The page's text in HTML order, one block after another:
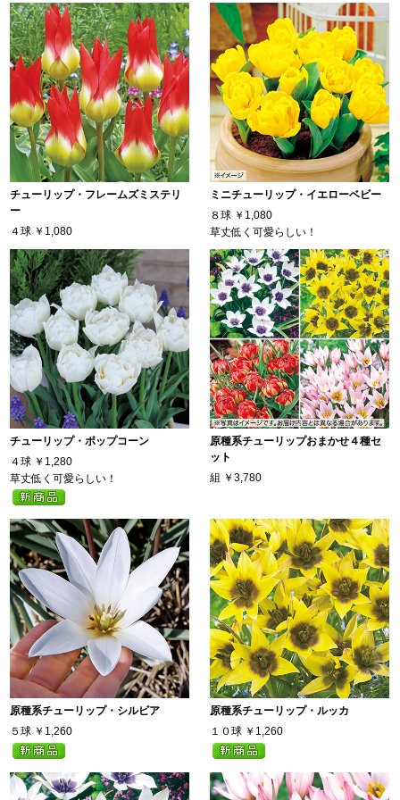
チューリップ・フレームズミステリ
ー
４球 ￥1,080
ミニチューリップ・イエローベビー
８球 ￥1,080
草丈低く可愛らしい！
チューリップ・ポップコーン
４球 ￥1,280
草丈低く可愛らしい！
原種系チューリップおまかせ４種セ
ット
組 ￥3,780
原種系チューリップ・シルビア
５球 ￥1,260
原種系チューリップ・ルッカ
１０球 ￥1,260